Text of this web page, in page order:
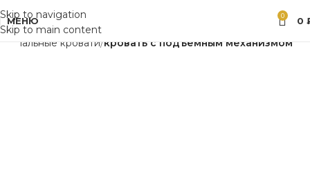
Skip to navigation
Skip to main content
МЕНЮ 0 0
кровати кровать с подъёмным механизмом